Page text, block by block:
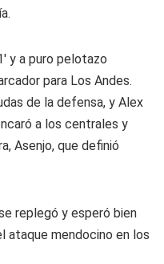
y a puro pelotazo
para Los Andes.
de la defensa, y Alex
a los centrales y
, Asenjo, que definió
replegó y esperó bien
ataque mendocino en los